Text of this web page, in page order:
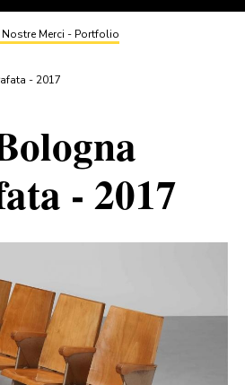
Merci - Portfolio
- 2017
- 2017